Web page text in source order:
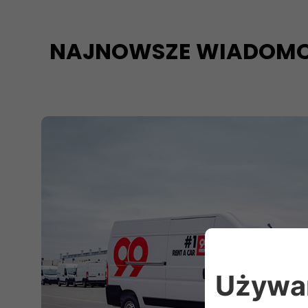
NAJNOWSZE